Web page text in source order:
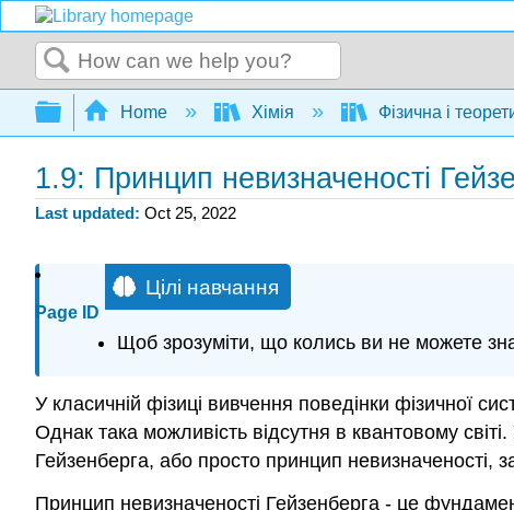
Search
Expand/collapse global hierarchy
Home Хімія Фізична і
1.9: Принцип невизначеності
Last updated Oct 25, 2022
Page ID
Цілі навчання
Щоб зрозуміти, що колись ви не можете
У класичній фізиці вивчення поведінки фізичної
Однак така можливість відсутня в квантовому
Гейзенберга, або просто принцип
Принцип невизначеності Гейзенберга - це